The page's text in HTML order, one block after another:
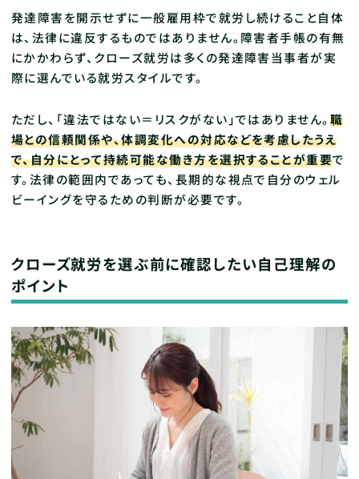
発達障害を開示せずに一般雇用枠で就労し続けること自体
は、法律に違反するものではありません。障害者手帳の有無
にかかわらず、クローズ就労は多くの発達障害当事者が実
際に選んでいる就労スタイルです。
ただし、「違法ではない＝リスクがない」ではありません。職
場との信頼関係や、体調変化への対応などを考慮したうえ
で、自分にとって持続可能な働き方を選択することが重要で
す。法律の範囲内であっても、長期的な視点で自分のウェル
ビーイングを守るための判断が必要です。
クローズ就労を選ぶ前に確認したい自己理解の
ポイント